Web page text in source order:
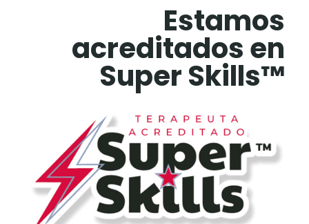
Estamos
acreditados en
Super Skills™